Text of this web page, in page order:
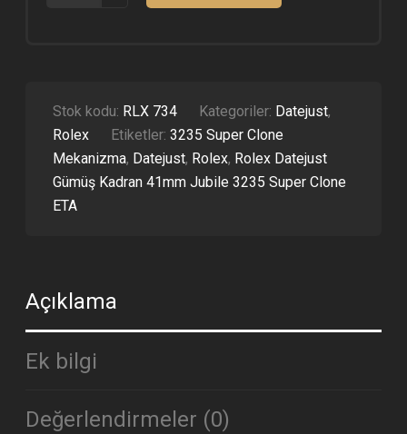
CLONE
ETA
ADET
Stok kodu: RLX 734 Kategoriler: Datejust,
Rolex
Etiketler:3235 Super Clone
Mekanizma, Datejust, Rolex, Rolex Datejust
Gümüş Kadran 41mm Jubile 3235 Super Clone
ETA
Açıklama
Ek bilgi
Değerlendirmeler (0)